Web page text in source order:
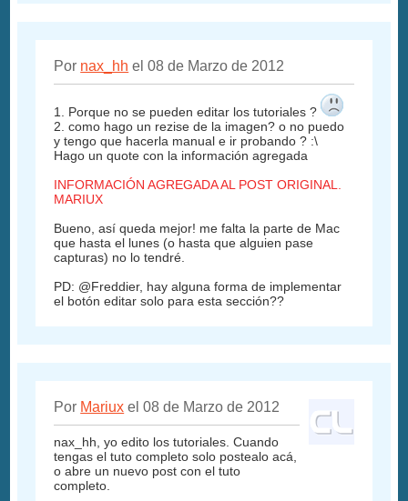
Por nax_hh el 08 de Marzo de 2012
1. Porque no se pueden editar los tutoriales ?
2. como hago un rezise de la imagen? o no puedo
y tengo que hacerla manual e ir probando ? :\
Hago un quote con la información agregada
INFORMACIÓN AGREGADA AL POST ORIGINAL.
MARIUX
Bueno, así queda mejor! me falta la parte de Mac
que hasta el lunes (o hasta que alguien pase
capturas) no lo tendré.
PD: @Freddier, hay alguna forma de implementar
el botón editar solo para esta sección??
Por Mariux el 08 de Marzo de 2012
nax_hh, yo edito los tutoriales. Cuando
tengas el tuto completo solo postealo acá,
o abre un nuevo post con el tuto
completo.